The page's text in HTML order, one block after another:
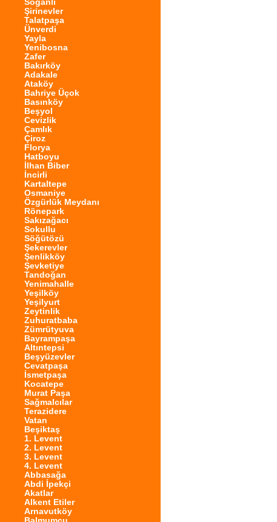
Şirinevler
Talatpaşa
Ünverdi
Yayla
Yenibosna
Zafer
Bakırköy
Adakale
Ataköy
Bahriye Üçok
Basınköy
Beşyol
Cevizlik
Çamlık
Çiroz
Florya
Hatboyu
İlhan Biber
İncirli
Kartaltepe
Osmaniye
Özgürlük Meydanı
Rönepark
Sakızağacı
Sokullu
Söğütözü
Şekerevler
Şenlikköy
Şevketiye
Tandoğan
Yenimahalle
Yeşilköy
Yeşilyurt
Zeytinlik
Zuhuratbaba
Zümrütyuva
Bayrampaşa
Altıntepsi
Beşyüzevler
Cevatpaşa
İsmetpaşa
Kocatepe
Murat Paşa
Sağmalcılar
Terazidere
Vatan
Beşiktaş
1. Levent
2. Levent
3. Levent
4. Levent
Abbasağa
Abdi İpekçi
Akatlar
Alkent Etiler
Arnavutköy